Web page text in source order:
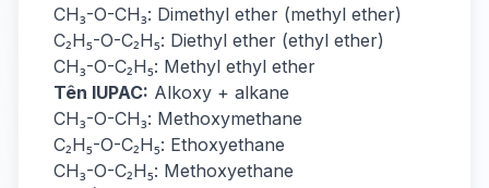
CH₃-O-CH₃: Dimethyl ether (methyl ether)
C₂H₅-O-C₂H₅: Diethyl ether (ethyl ether)
CH₃-O-C₂H₅: Methyl ethyl ether
Tên IUPAC: Alkoxy + alkane
CH₃-O-CH₃: Methoxymethane
C₂H₅-O-C₂H₅: Ethoxyethane
CH₃-O-C₂H₅: Methoxyethane